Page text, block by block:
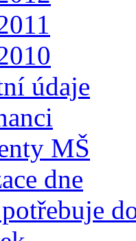
údaje
MŠ
dne